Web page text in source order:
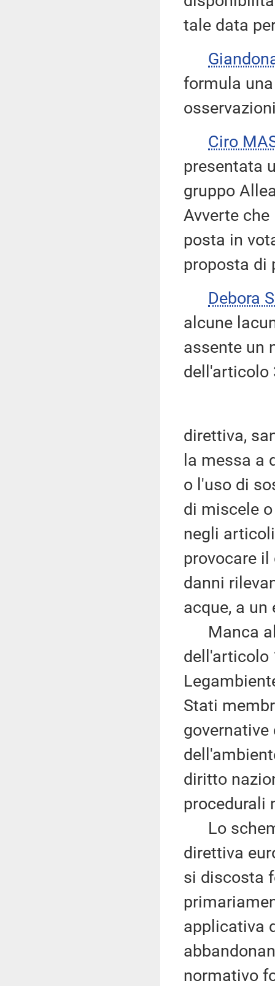
tale data
formula
Ciro
presentata
gruppo
Avverte
posta in
proposta di
Debora
alcune
assente un
dell'articolo
direttiva,
la messa a
o l'uso di
di miscele
negli
provocare il
danni
acque, a
Manca
dell'articolo
Stati
governative
diritto
procedurali
Lo
direttiva
si discosta
applicativa
normativo